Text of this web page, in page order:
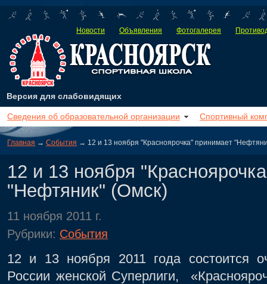
Новости Объявления Фотогалерея
Версия для слабовидящих
Сведения об образовательной организации Спортивный
Главная → События → 12 и 13 ноября "Красноярочка" принимает
12 и 13 ноября
"Нефтяник" (Омск)
11 ноября 2011 г.
Рубрики: События
12 и 13 ноября 2011 года состоится
России женской Суперлиги,